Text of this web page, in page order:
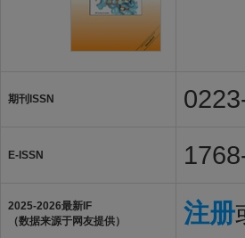
期刊ISSN
E-ISSN
2025-2026最新IF
（数据来源于网友提供）
注册